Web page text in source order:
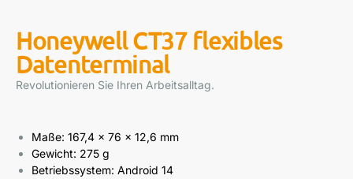
Honeywell CT37 flexibles
Datenterminal
Revolutionieren Sie Ihren Arbeitsalltag.
Maße: 167,4 x 76 x 12,6 mm
Gewicht: 275 g
Betriebssystem: Android 14